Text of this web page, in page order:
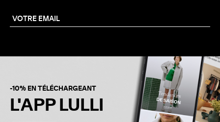
-10% EN TÉLÉCHARGEANT
L'APP LULLI